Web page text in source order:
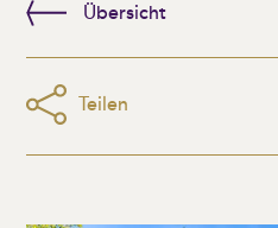
Übersicht
Teilen